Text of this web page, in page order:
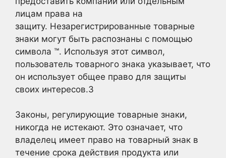
лицам права на
защиту. Незарегистрированные товарные
знаки могут быть распознаны с помощью
символа ™. Используя этот символ,
пользователь товарного знака указывает, что
он использует общее право для защиты
своих интересов.3
Законы, регулирующие товарные знаки,
никогда не истекают. Это означает, что
владелец имеет право на товарный знак в
течение срока действия продукта или